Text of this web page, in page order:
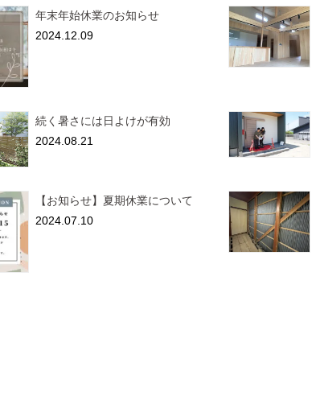
年末年始休業のお知らせ
2024.12.09
続く暑さには日よけが有効
2024.08.21
【お知らせ】夏期休業について
2024.07.10